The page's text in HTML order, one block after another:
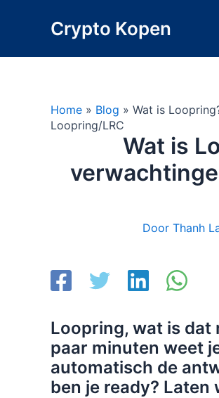
Crypto Kopen
Home » Blog » Wat is
Loopring/LRC
Wat is
Door Thanh
Loopring, wat is dat
paar minuten weet
automatisch de
ben je ready? Laten